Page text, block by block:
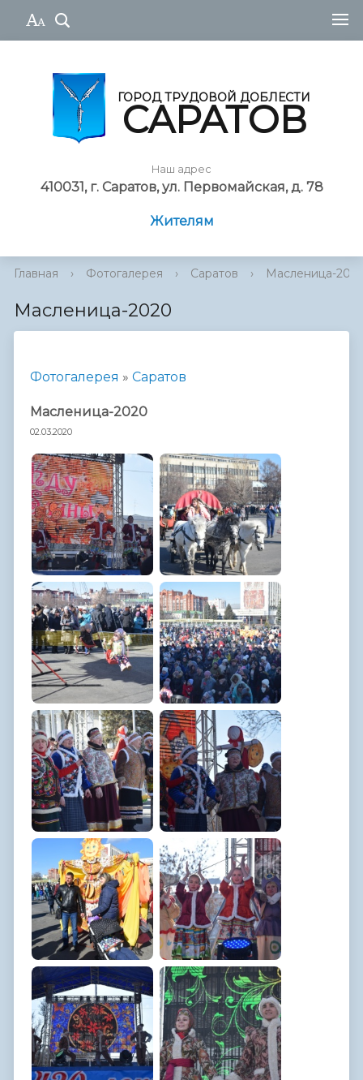
ГОРОД ТРУДОВОЙ ДОБЛЕСТИ
САРАТОВ
Наш адрес
410031, г. Саратов, ул. Первомайская, д. 78
Жителям
Главная › Фотогалерея › Саратов › Масленица-
Масленица-2020
Фотогалерея » Саратов
Масленица-2020
02.03.2020